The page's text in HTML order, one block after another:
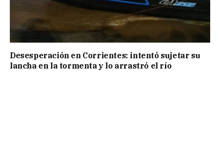
Desesperación en Corrientes: intentó sujetar su
lancha en la tormenta y lo arrastró el río